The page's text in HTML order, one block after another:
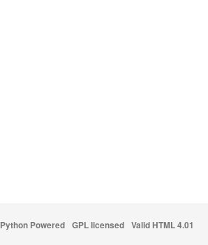
Python Powered GPL licensed Valid HTML 4.01